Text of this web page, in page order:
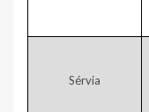
Sérvia